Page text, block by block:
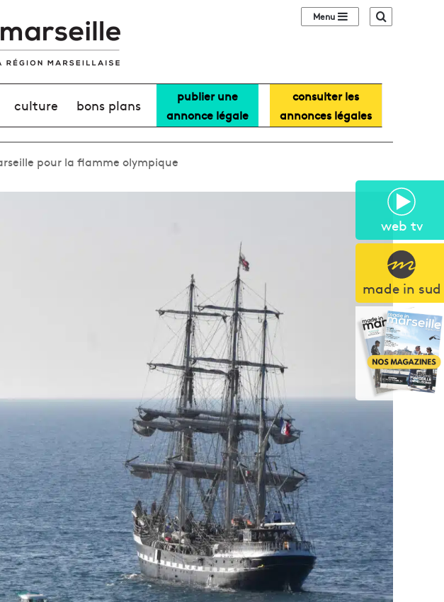
web tv
made in sud
Sidebar (barre
culture bons plans
publier une
annonce légale
consulter les
annonces légales
pour la flamme olympique